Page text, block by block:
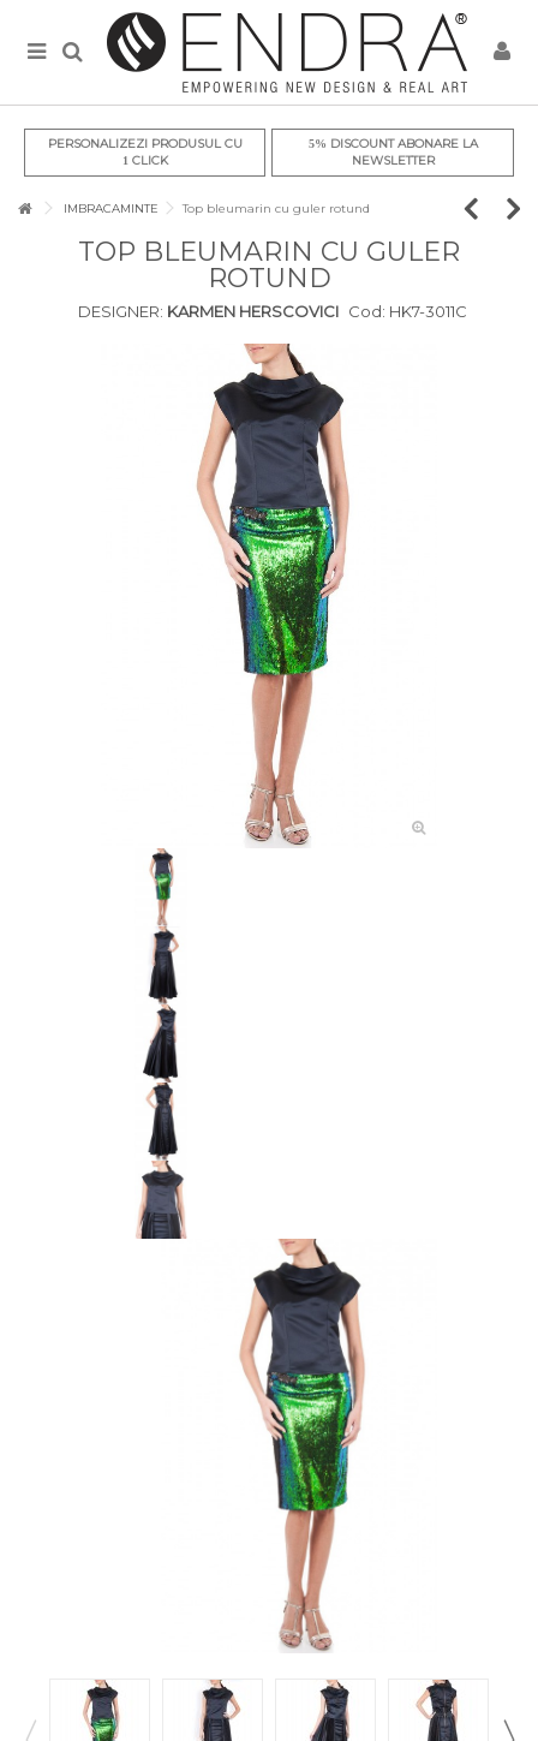
PERSONALIZEZI PRODUSUL CU
1CLICK
5% DISCOUNT ABONARE LA
NEWSLETTER
IMBRACAMINTE Top bleumarin cu guler rotund
TOP BLEUMARIN CU GULER
ROTUND
DESIGNER: KARMEN HERSCOVICI Cod: HK7-3011C